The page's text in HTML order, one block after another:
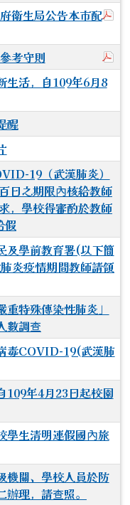
衛生局公告本市配
考守則
生活，自109年6月8
醒
19（武漢肺炎）
日之期限內核給教師
，學校得審酌於教師
假
及學前教育署(以下簡
炎疫情期間教師請領
特殊傳染性肺炎」
數調查
毒COVID-19(武漢肺
109年4月23日起校園
學生清明連假國內旅
機關、學校人員於防
理，請查照。